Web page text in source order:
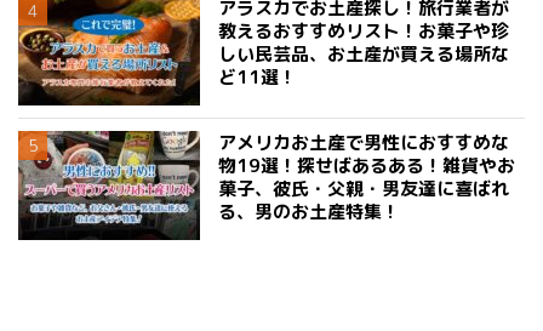
アラスカでお土産探し！旅行業者が
教えるおすすめリスト！お菓子や珍
しい民芸品、お土産が買える場所な
ど11選！
アメリカお土産で男性におすすめな
物19選！探せばあるある！雑貨やお
菓子、彼氏・父親・男友達に喜ばれ
る、男のお土産特集！